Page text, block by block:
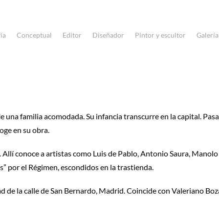
Conceptual Editor Diseñador Pintor y escultor Galería
una familia acomodada. Su infancia transcurre en la capital.
en su obra.
conoce a artistas como Luis de Pablo, Antonio Saura,
por el Régimen, escondidos en la trastienda.
de la calle de San Bernardo, Madrid. Coincide con Valeriano